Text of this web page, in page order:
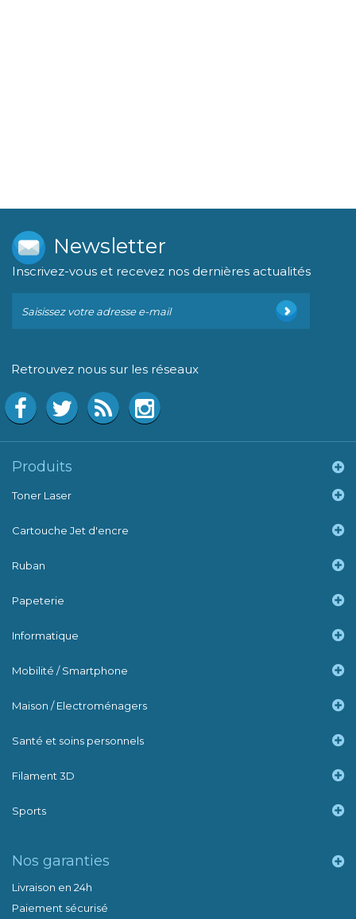
Newsletter
Inscrivez-vous et recevez nos dernières actualités
Retrouvez nous sur les réseaux
Produits
Toner Laser
Cartouche Jet d'encre
Ruban
Papeterie
Informatique
Mobilité / Smartphone
Maison / Electroménagers
Santé et soins personnels
Filament 3D
Sports
Nos garanties
Livraison en 24h
Paiement sécurisé